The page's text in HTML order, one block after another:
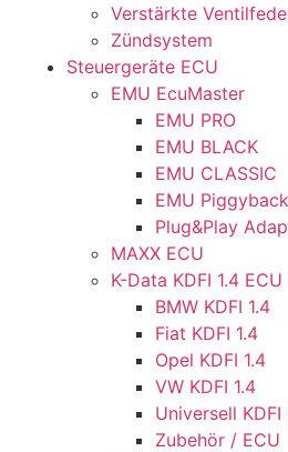
Verstärkte
Zündsystem
Steuergeräte ECU
EMU EcuMaster
EMU PRO
EMU BLACK
EMU CLASSIC
EMU
Plug&Play
MAXX ECU
K-Data KDFI 1.4 ECU
BMW KDFI 1.4
Fiat KDFI 1.4
Opel KDFI 1.4
VW KDFI 1.4
Universell KDFI
Zubehör / ECU